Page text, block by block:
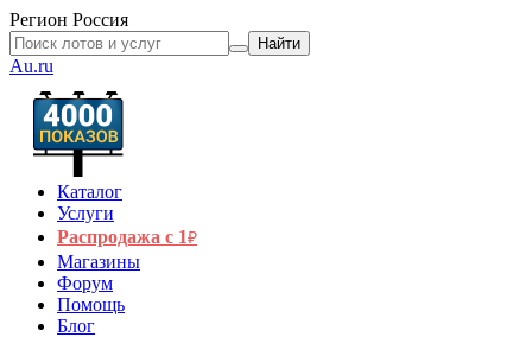
Регион Россия
Найти
Au.ru
Каталог
Услуги
Распродажа с 1₽
Магазины
Форум
Помощь
Блог